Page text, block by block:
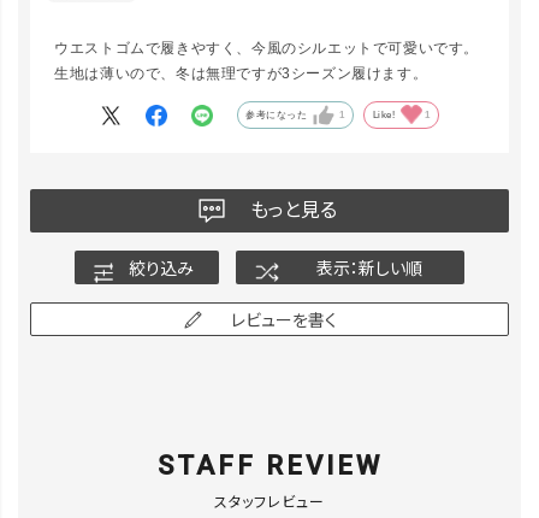
ウエストゴムで履きやすく、今風のシルエットで可愛いです。
生地は薄いので、冬は無理ですが3シーズン履けます。
参考になった 1 Like! 1
もっと見る
絞り込み 表示：新しい順
レビューを書く
STAFF REVIEW
スタッフレビュー